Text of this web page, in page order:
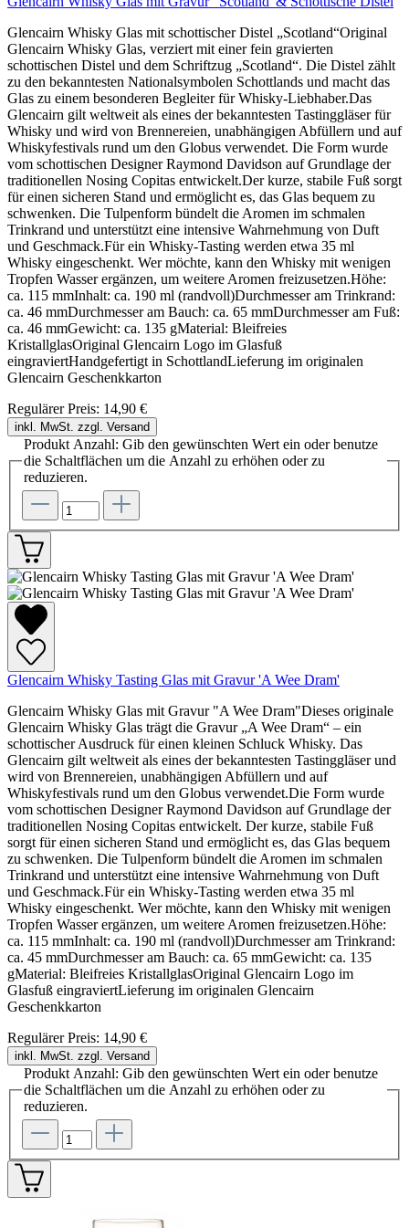
Glencairn Whisky Glas mit schottischer Distel „Scotland“Original
Glencairn Whisky Glas, verziert mit einer fein gravierten
schottischen Distel und dem Schriftzug „Scotland“. Die Distel zählt
zu den bekanntesten Nationalsymbolen Schottlands und macht das
Glas zu einem besonderen Begleiter für Whisky-Liebhaber.Das
Glencairn gilt weltweit als eines der bekanntesten Tastinggläser für
Whisky und wird von Brennereien, unabhängigen Abfüllern und auf
Whiskyfestivals rund um den Globus verwendet. Die Form wurde
vom schottischen Designer Raymond Davidson auf Grundlage der
traditionellen Nosing Copitas entwickelt.Der kurze, stabile Fuß sorgt
für einen sicheren Stand und ermöglicht es, das Glas bequem zu
schwenken. Die Tulpenform bündelt die Aromen im schmalen
Trinkrand und unterstützt eine intensive Wahrnehmung von Duft
und Geschmack.Für ein Whisky-Tasting werden etwa 35 ml
Whisky eingeschenkt. Wer möchte, kann den Whisky mit wenigen
Tropfen Wasser ergänzen, um weitere Aromen freizusetzen.Höhe:
ca. 115 mmInhalt: ca. 190 ml (randvoll)Durchmesser am Trinkrand:
ca. 46 mmDurchmesser am Bauch: ca. 65 mmDurchmesser am Fuß:
ca. 46 mmGewicht: ca. 135 gMaterial: Bleifreies
KristallglasOriginal Glencairn Logo im Glasfuß
eingraviertHandgefertigt in SchottlandLieferung im originalen
Glencairn Geschenkkarton
Regulärer Preis: 14,90 €
inkl. MwSt. zzgl. Versand
Produkt Anzahl: Gib den gewünschten Wert ein oder benutze
die Schaltflächen um die Anzahl zu erhöhen oder zu
reduzieren.
Glencairn Whisky Tasting Glas mit Gravur 'A Wee Dram'
Glencairn Whisky Glas mit Gravur "A Wee Dram"Dieses originale
Glencairn Whisky Glas trägt die Gravur „A Wee Dram“ – ein
schottischer Ausdruck für einen kleinen Schluck Whisky. Das
Glencairn gilt weltweit als eines der bekanntesten Tastinggläser und
wird von Brennereien, unabhängigen Abfüllern und auf
Whiskyfestivals rund um den Globus verwendet.Die Form wurde
vom schottischen Designer Raymond Davidson auf Grundlage der
traditionellen Nosing Copitas entwickelt. Der kurze, stabile Fuß
sorgt für einen sicheren Stand und ermöglicht es, das Glas bequem
zu schwenken. Die Tulpenform bündelt die Aromen im schmalen
Trinkrand und unterstützt eine intensive Wahrnehmung von Duft
und Geschmack.Für ein Whisky-Tasting werden etwa 35 ml
Whisky eingeschenkt. Wer möchte, kann den Whisky mit wenigen
Tropfen Wasser ergänzen, um weitere Aromen freizusetzen.Höhe:
ca. 115 mmInhalt: ca. 190 ml (randvoll)Durchmesser am Trinkrand:
ca. 45 mmDurchmesser am Bauch: ca. 65 mmGewicht: ca. 135
gMaterial: Bleifreies KristallglasOriginal Glencairn Logo im
Glasfuß eingraviertLieferung im originalen Glencairn
Geschenkkarton
Regulärer Preis: 14,90 €
inkl. MwSt. zzgl. Versand
Produkt Anzahl: Gib den gewünschten Wert ein oder benutze
die Schaltflächen um die Anzahl zu erhöhen oder zu
reduzieren.